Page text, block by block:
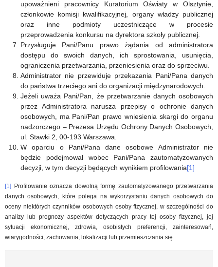
upoważnieni pracownicy Kuratorium Oświaty w Olsztynie,
członkowie komisji kwalifikacyjnej, organy władzy publicznej
oraz inne podmioty uczestniczące w procesie
przeprowadzenia konkursu na dyrektora szkoły publicznej.
Przysługuje Pani/Panu prawo żądania od administratora
dostępu do swoich danych, ich sprostowania, usunięcia,
ograniczenia przetwarzania, przeniesienia oraz do sprzeciwu.
Administrator nie przewiduje przekazania Pani/Pana danych
do państwa trzeciego ani do organizacji międzynarodowych.
Jeżeli uważa Pani/Pan, że przetwarzanie danych osobowych
przez Administratora narusza przepisy o ochronie danych
osobowych, ma Pani/Pan prawo wniesienia skargi do organu
nadzorczego – Prezesa Urzędu Ochrony Danych Osobowych,
ul. Stawki 2, 00-193 Warszawa.
W oparciu o Pani/Pana dane osobowe Administrator nie
będzie podejmował wobec Pani/Pana zautomatyzowanych
decyzji, w tym decyzji będących wynikiem profilowania[1]
[1] Profilowanie oznacza dowolną formę zautomatyzowanego przetwarzania
danych osobowych, które polega na wykorzystaniu danych osobowych do
oceny niektórych czynników osobowych osoby fizycznej, w szczególności do
analizy lub prognozy aspektów dotyczących pracy tej osoby fizycznej, jej
sytuacji ekonomicznej, zdrowia, osobistych preferencji, zainteresowań,
wiarygodności, zachowania, lokalizacji lub przemieszczania się.